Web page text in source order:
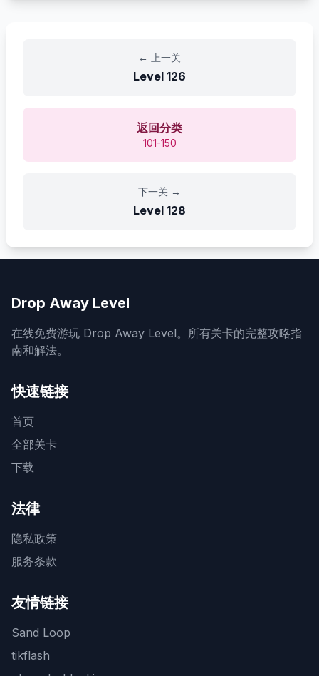
← 上一关
Level 126
返回分类
101-150
下一关 →
Level 128
Drop Away Level
在线免费游玩 Drop Away Level。所有关卡的完整攻略指
南和解法。
快速链接
首页
全部关卡
下载
法律
隐私政策
服务条款
友情链接
Sand Loop
tikflash